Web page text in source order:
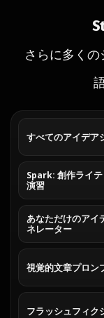
さらに多く
すべてのアイデア
Spark: 創作ライ
演習
あなただけのアイ
ネレーター
視覚的文章プロン
フラッシュフィク